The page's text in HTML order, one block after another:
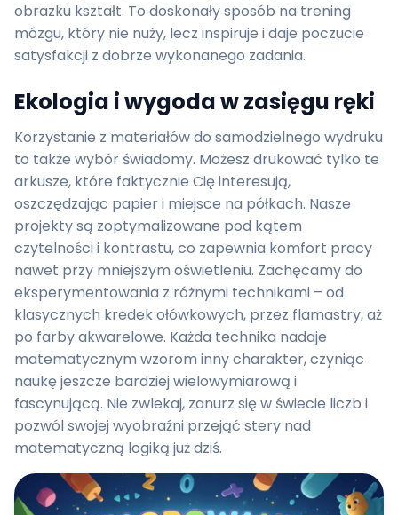
obrazku kształt. To doskonały sposób na trening
mózgu, który nie nuży, lecz inspiruje i daje poczucie
satysfakcji z dobrze wykonanego zadania.
Ekologia i wygoda w zasięgu ręki
Korzystanie z materiałów do samodzielnego wydruku
to także wybór świadomy. Możesz drukować tylko te
arkusze, które faktycznie Cię interesują,
oszczędzając papier i miejsce na półkach. Nasze
projekty są zoptymalizowane pod kątem
czytelności i kontrastu, co zapewnia komfort pracy
nawet przy mniejszym oświetleniu. Zachęcamy do
eksperymentowania z różnymi technikami – od
klasycznych kredek ołówkowych, przez flamastry, aż
po farby akwarelowe. Każda technika nadaje
matematycznym wzorom inny charakter, czyniąc
naukę jeszcze bardziej wielowymiarową i
fascynującą. Nie zwlekaj, zanurz się w świecie liczb i
pozwól swojej wyobraźni przejąć stery nad
matematyczną logiką już dziś.